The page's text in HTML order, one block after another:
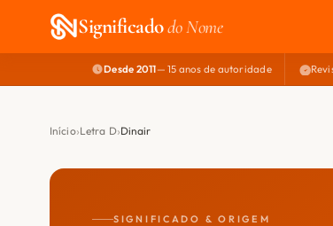
Significadodo Nome
Desde 2011— 15 anos de autoridade
Início Letra D Dinair
SIGNIFICADO & ORIGEM